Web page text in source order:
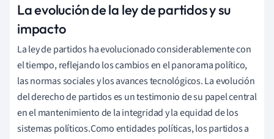
La evolución de la ley de partidos y su
impacto
La ley de partidos ha evolucionado considerablemente con
el tiempo, reflejando los cambios en el panorama político,
las normas sociales y los avances tecnológicos. La evolución
del derecho de partidos es un testimonio de su papel central
en el mantenimiento de la integridad y la equidad de los
sistemas políticos.Como entidades políticas, los partidos a